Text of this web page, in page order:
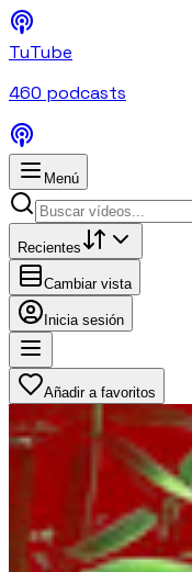
TuTube
460 podcasts
Menú
Recientes
Cambiar vista
Inicia sesión
Añadir a favoritos